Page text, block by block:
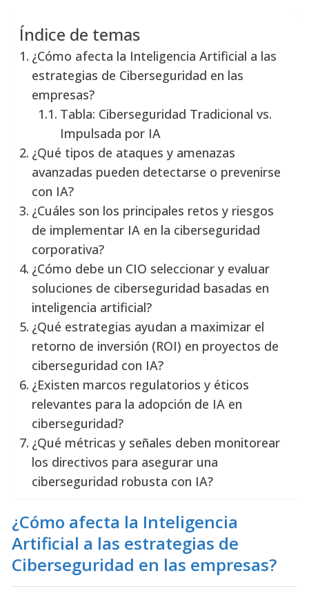
Índice de temas
¿Cómo afecta la Inteligencia Artificial a las
estrategias de Ciberseguridad en las
empresas?
Tabla: Ciberseguridad Tradicional vs.
Impulsada por IA
¿Qué tipos de ataques y amenazas
avanzadas pueden detectarse o prevenirse
con IA?
¿Cuáles son los principales retos y riesgos
de implementar IA en la ciberseguridad
corporativa?
¿Cómo debe un CIO seleccionar y evaluar
soluciones de ciberseguridad basadas en
inteligencia artificial?
¿Qué estrategias ayudan a maximizar el
retorno de inversión (ROI) en proyectos de
ciberseguridad con IA?
¿Existen marcos regulatorios y éticos
relevantes para la adopción de IA en
ciberseguridad?
¿Qué métricas y señales deben monitorear
los directivos para asegurar una
ciberseguridad robusta con IA?
¿Cómo afecta la Inteligencia
Artificial a las estrategias de
Ciberseguridad en las empresas?